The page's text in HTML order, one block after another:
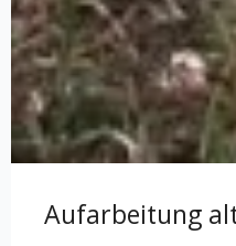
Aufarbeitung